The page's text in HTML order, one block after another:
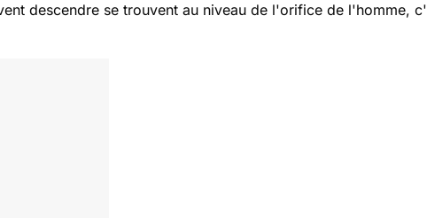
descendre se trouvent au niveau de l'orifice de l'homme,